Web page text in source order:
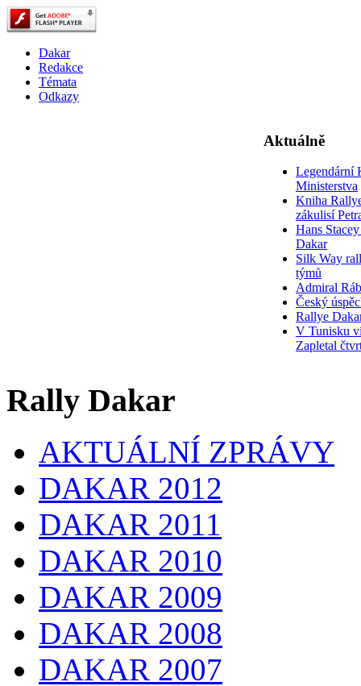
Dakar
Redakce
Témata
Odkazy
Aktuálně
Legendární
Ministerstva
Kniha
zákulisí
Hans
Dakar
Silk Way
týmů
Admiral
Český
Rallye
V Tunisku
Zapletal
Rally Dakar
AKTUÁLNÍ ZPRÁVY
DAKAR 2012
DAKAR 2011
DAKAR 2010
DAKAR 2009
DAKAR 2008
DAKAR 2007